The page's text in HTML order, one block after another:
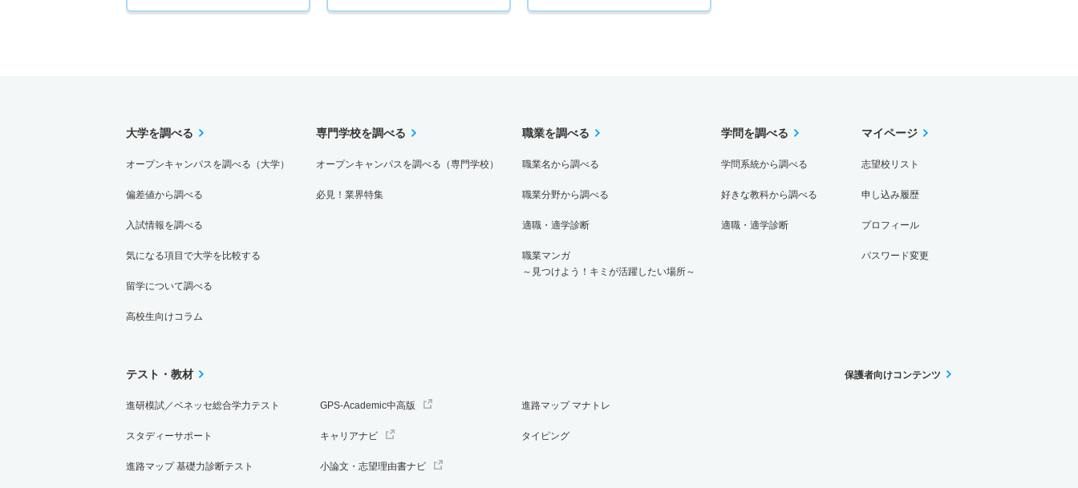
大学を調べる
オープンキャンパスを調べる（大学）
偏差値から調べる
入試情報を調べる
気になる項目で大学を比較する
留学について調べる
高校生向けコラム
専門学校を調べる
オープンキャンパスを調べる（専門学校）
必見！業界特集
職業を調べる
職業名から調べる
職業分野から調べる
適職・適学診断
職業マンガ
～見つけよう！キミが活躍したい場所～
学問を調べる
学問系統から調べる
好きな教科から調べる
適職・適学診断
マイページ
志望校リスト
申し込み履歴
プロフィール
パスワード変更
テスト・教材
進研模試／ベネッセ総合学力テスト
スタディーサポート
進路マップ 基礎力診断テスト
GPS-Academic中高版
キャリアナビ
小論文・志望理由書ナビ
進路マップ マナトレ
タイピング
保護者向けコンテンツ